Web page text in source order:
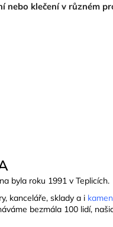
nebo klečení v různém
byla roku 1991 v Teplicích.
kanceláře, sklady a i
bezmála 100 lidí,